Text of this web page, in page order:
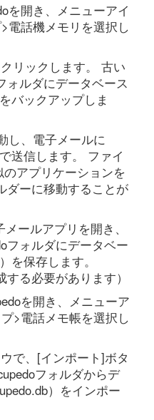
を開き、メニューアイ
話機メモリを選択し
リックします。 古い
ォルダにデータベース
バックアップしま
し、電子メールに
送信します。 ファイ
アプリケーションを
ダーに移動することが
ールアプリを開き、
フォルダにデータベー
を保存します。
する必要があります）
を開き、メニューア
>電話メモ帳を選択し
で、[インポート]ボタ
フォルダからデ
）をインポー